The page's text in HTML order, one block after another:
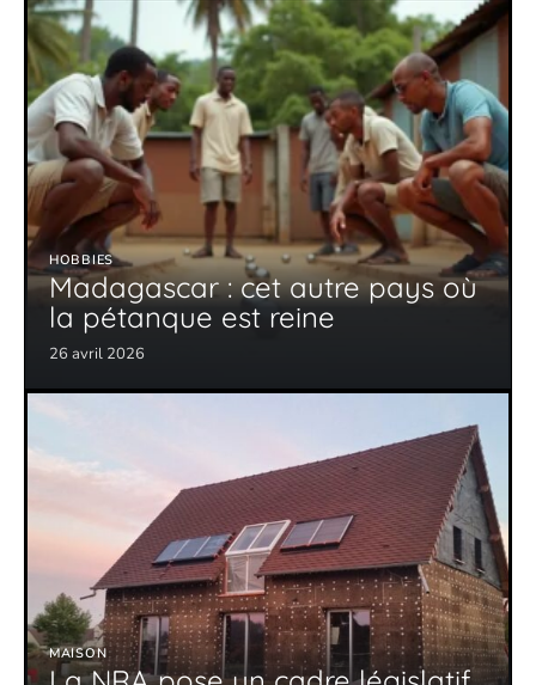
HOBBIES
Madagascar : cet autre pays où
la pétanque est reine
26 avril 2026
MAISON